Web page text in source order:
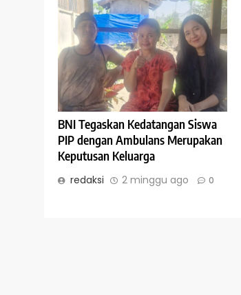
BNI Tegaskan Kedatangan Siswa
PIP dengan Ambulans Merupakan
Keputusan Keluarga
redaksi 2 minggu ago 0